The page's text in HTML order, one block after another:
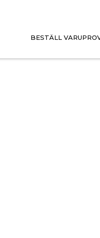
BESTÄLL –